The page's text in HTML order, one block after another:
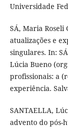
Universidade
SÁ, Maria Roseli
atualizações e
singulares. In:
Lúcia Bueno
profissionais: a
experiência.
SANTAELLA,
advento do pós-